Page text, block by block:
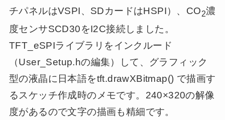
チパネルはVSPI、SDカードはHSPI）、CO2濃
度センサSCD30をI2C接続しました。
TFT_eSPIライブラリをインクルード
（User_Setup.hの編集）して、グラフィック
型の液晶に日本語をtft.drawXBitmap() で描画す
るスケッチ作成時のメモです。240×320の解像
度があるので文字の描画も精細です。